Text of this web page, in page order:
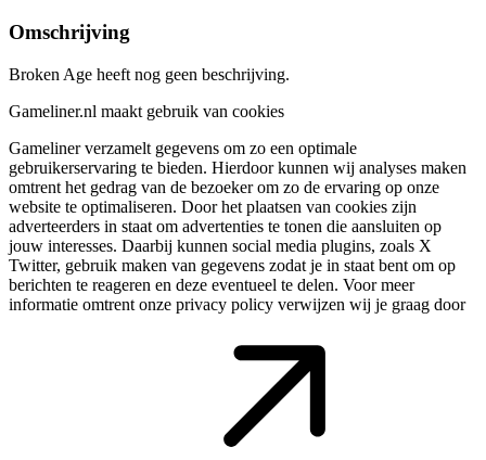
Omschrijving
Broken Age heeft nog geen beschrijving.
Gameliner.nl maakt gebruik van cookies
Gameliner verzamelt gegevens om zo een optimale
gebruikerservaring te bieden. Hierdoor kunnen wij analyses maken
omtrent het gedrag van de bezoeker om zo de ervaring op onze
website te optimaliseren. Door het plaatsen van cookies zijn
adverteerders in staat om advertenties te tonen die aansluiten op
jouw interesses. Daarbij kunnen social media plugins, zoals X
Twitter, gebruik maken van gegevens zodat je in staat bent om op
berichten te reageren en deze eventueel te delen. Voor meer
informatie omtrent onze privacy policy verwijzen wij je graag door